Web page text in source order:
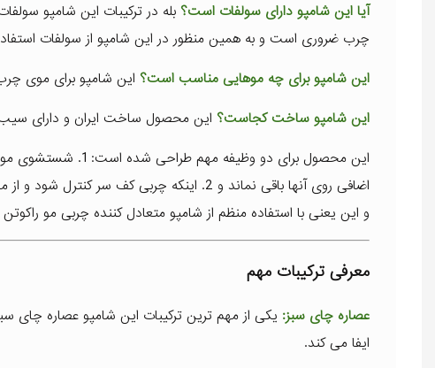
آیا این شامپو دارای سولفات است؟ بله در ترکیبات این شامپو
چرب ضروری است و به همین منظور در این شامپو از سولفات
این شامپو برای چه موهایی مناسب است؟ این شامپو برای موی
این شامپو ساخت کجاست؟ این محصول ساخت ایران و دارای
این محصول برای دو
اضافی روی آنها باقی نماند و 2. اینکه
و این یعنی با استفاده منظم از شامپو متعادل کننده چربی مو
معرفی ترکیبات مهم
عصاره چای سبز: یکی از مهم ترین ترکیبات این شامپو عصاره
ایفا می کند.